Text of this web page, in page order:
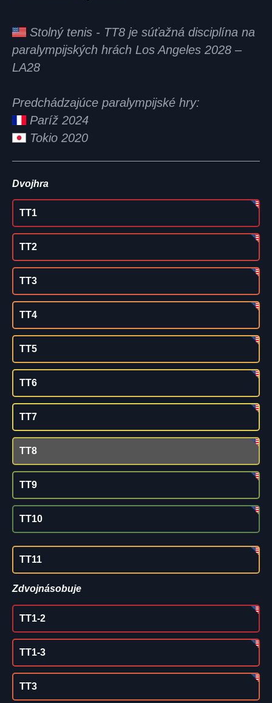
Stolný tenis - TT8 je súťažná disciplína na
paralympijských hrách Los Angeles 2028 –
LA28
Predchádzajúce paralympijské hry:
Paríž 2024
Tokio 2020
Dvojhra
TT1
TT2
TT3
TT4
TT5
TT6
TT7
TT8
TT9
TT10
TT11
Zdvojnásobuje
TT1-2
TT1-3
TT3